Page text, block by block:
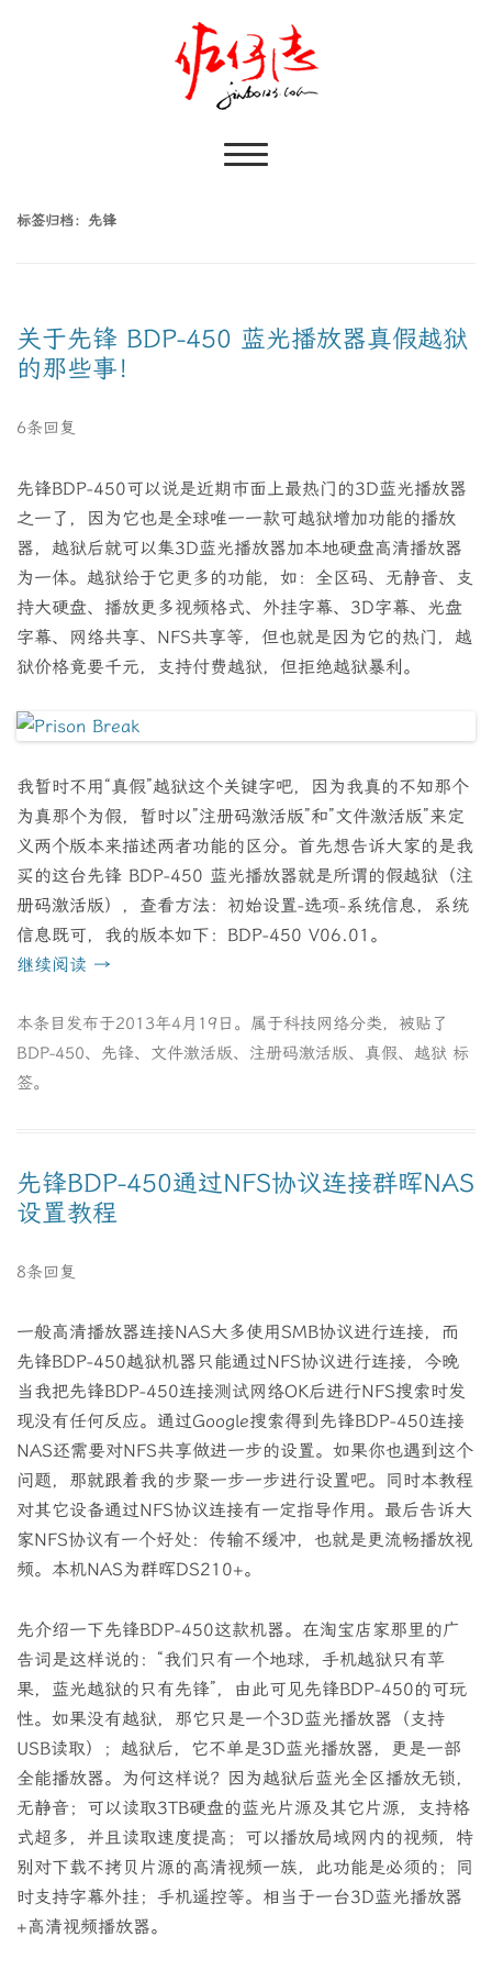
标签归档： 先锋
关于先锋 BDP-450 蓝光播放器真假越狱
的那些事！
6条回复
先锋BDP-450可以说是近期市面上最热门的3D蓝光播放器
之一了，因为它也是全球唯一一款可越狱增加功能的播放
器，越狱后就可以集3D蓝光播放器加本地硬盘高清播放器
为一体。越狱给于它更多的功能，如：全区码、无静音、支
持大硬盘、播放更多视频格式、外挂字幕、3D字幕、光盘
字幕、网络共享、NFS共享等，但也就是因为它的热门，越
狱价格竟要千元，支持付费越狱，但拒绝越狱暴利。
我暂时不用“真假”越狱这个关键字吧，因为我真的不知那个
为真那个为假，暂时以”注册码激活版”和”文件激活版”来定
义两个版本来描述两者功能的区分。首先想告诉大家的是我
买的这台先锋 BDP-450 蓝光播放器就是所谓的假越狱（注
册码激活版），查看方法：初始设置-选项-系统信息，系统
信息既可，我的版本如下：BDP-450 V06.01。
继续阅读 →
本条目发布于2013年4月19日 。属于科技网络分类，被贴了
BDP-450、 先锋、 文件激活版、 注册码激活版、 真假、 越狱 标
签。
先锋BDP-450通过NFS协议连接群晖NAS
设置教程
8条回复
一般高清播放器连接NAS大多使用SMB协议进行连接，而
先锋BDP-450越狱机器只能通过NFS协议进行连接，今晚
当我把先锋BDP-450连接测试网络OK后进行NFS搜索时发
现没有任何反应。通过Google搜索得到先锋BDP-450连接
NAS还需要对NFS共享做进一步的设置。如果你也遇到这个
问题，那就跟着我的步聚一步一步进行设置吧。同时本教程
对其它设备通过NFS协议连接有一定指导作用。最后告诉大
家NFS协议有一个好处：传输不缓冲，也就是更流畅播放视
频。本机NAS为群晖DS210+。
先介绍一下先锋BDP-450这款机器。在淘宝店家那里的广
告词是这样说的：“我们只有一个地球，手机越狱只有苹
果，蓝光越狱的只有先锋”，由此可见先锋BDP-450的可玩
性。如果没有越狱，那它只是一个3D蓝光播放器（支持
USB读取）；越狱后，它不单是3D蓝光播放器，更是一部
全能播放器。为何这样说？因为越狱后蓝光全区播放无锁，
无静音；可以读取3TB硬盘的蓝光片源及其它片源，支持格
式超多，并且读取速度提高；可以播放局域网内的视频，特
别对下载不拷贝片源的高清视频一族，此功能是必须的；同
时支持字幕外挂；手机遥控等。相当于一台3D蓝光播放器
+高清视频播放器。